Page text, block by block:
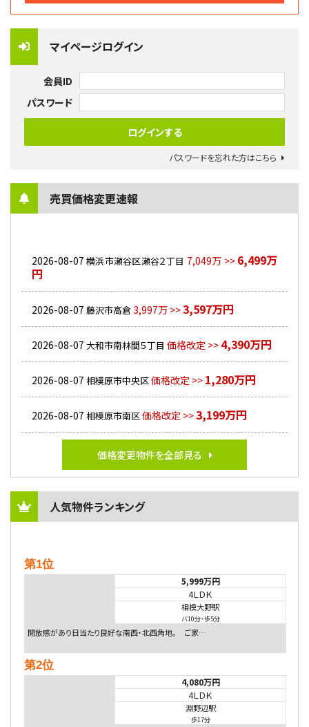
マイページログイン
会員ID
パスワード
パスワードを忘れた方はこちら
売買価格変更速報
2026-08-07 横浜市瀬谷区瀬谷２丁目 7,049万 >> 6,499万
円
2026-08-07 藤沢市高倉3,997万 >>3,597万円
2026-08-07 大和市南林間５丁目 価格改定 >> 4,390万円
2026-08-07 相模原市中央区価格改定 >> 1,280万円
2026-08-07 相模原市南区価格改定 >>3,199万円
価格変更物件を全部見る
人気物件ランキング
第1位
5,999万円
4ＬＤＫ
相模大野駅
バ10分・歩5分
開放感があり日当たり良好な南西・北西角地。 ご家…
第2位
4,080万円
4ＬＤＫ
淵野辺駅
歩17分